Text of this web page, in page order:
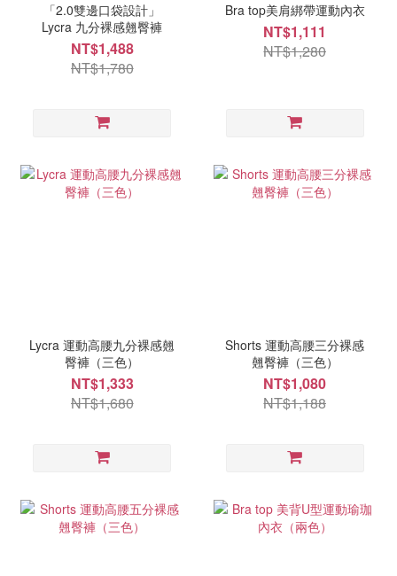
「2.0雙邊口袋設計」
Lycra 九分裸感翹臀褲
NT$1,488
NT$1,780
Bra top美肩綁帶運動內衣
NT$1,111
NT$1,280
Lycra 運動高腰九分裸感翹
臀褲（三色）
NT$1,333
NT$1,680
Shorts 運動高腰三分裸感
翹臀褲（三色）
NT$1,080
NT$1,188